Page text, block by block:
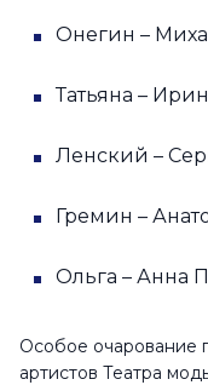
Онегин –
Татьяна –
Ленский –
Гремин –
Ольга – Анна
Особое очарование
артистов Театра